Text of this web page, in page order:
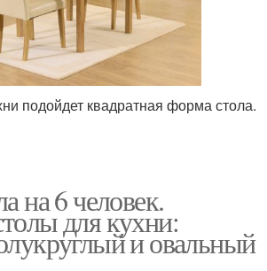
подойдет квадратная форма стола.
на 6 человек.
для кухни:
и овальный